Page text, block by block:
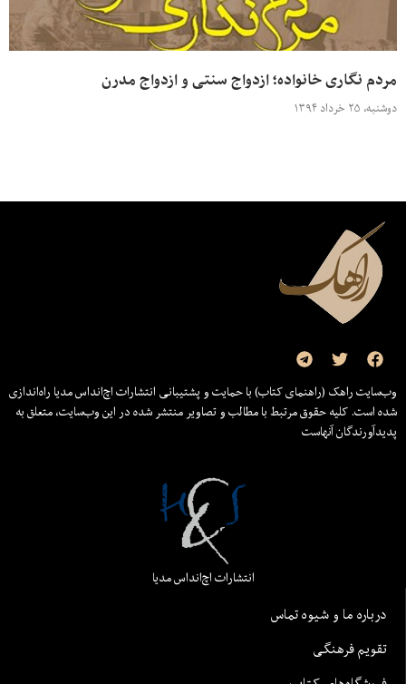
مردم نگاری خانواده؛ ازدواج سنتی و ازدواج مدرن
دوشنبه، ۲۵ خرداد ۱۳۹۴
وب‌سایت راهک (راهنمای کتاب) با حمایت و پشتیبانی انتشارات اچ‌اند‌اس مدیا راه‌اندازی
شده است. کلیه حقوق مرتبط با مطالب و تصاویر منتشر شده در این وب‌سایت، متعلق به
پدیدآورندگان آنهاست
انتشارات اچ‌اند‌اس مدیا
درباره ما و شیوه تماس
تقویم فرهنگی